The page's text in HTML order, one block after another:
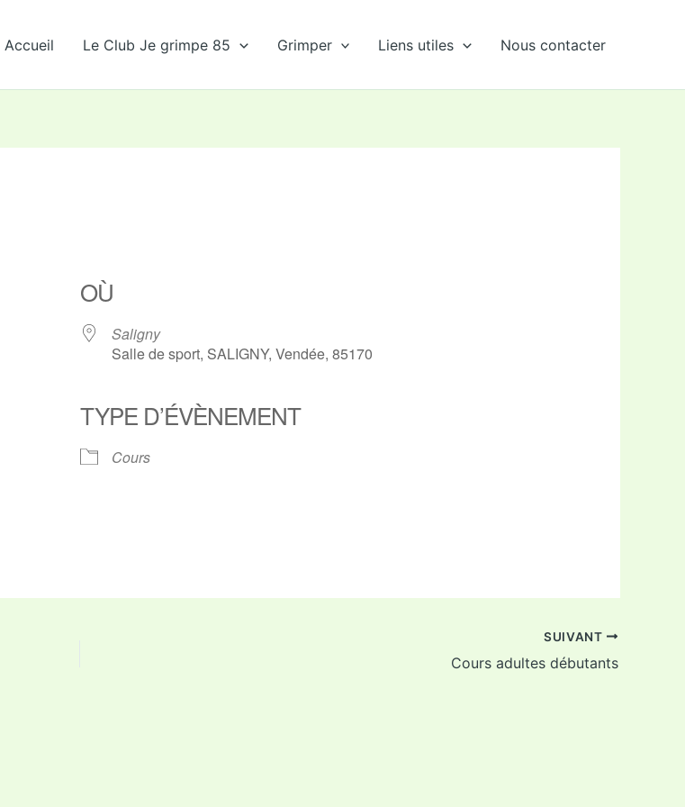
Accueil Le Club Je grimpe 85 Grimper Liens utiles Nous contacter
iCalendar
OÙ
Saligny
Salle de sport, SALIGNY, Vendée, 85170
TYPE D’ÉVÈNEMENT
Cours
SUIVANT
Cours adultes débutants